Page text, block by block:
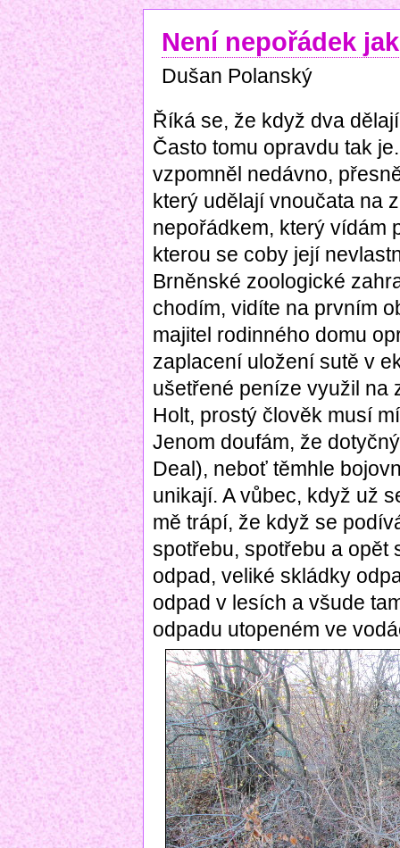
Není nepořádek
Dušan Polanský
Říká se, že když dva
Často tomu opravdu tak
vzpomněl nedávno,
který udělají vnoučata na
nepořádkem, který vídám
kterou se coby její
Brněnské zoologické
chodím, vidíte na prvním
majitel rodinného domu
zaplacení uložení sutě v
ušetřené peníze využil na
Holt, prostý člověk musí
Jenom doufám, že
Deal), neboť těmhle
unikají. A vůbec, když už
mě trápí, že když se
spotřebu, spotřebu a opět
odpad, veliké skládky
odpad v lesích a všude
odpadu utopeném ve